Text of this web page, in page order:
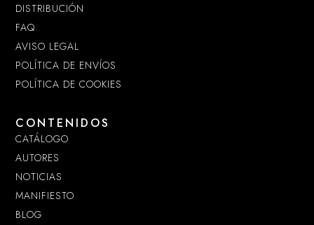
DISTRIBUCIÓN
FAQ
AVISO LEGAL
POLÍTICA DE ENVÍOS
POLÍTICA DE COOKIES
CONTENIDOS
CATÁLOGO
AUTORES
NOTICIAS
MANIFIESTO
BLOG